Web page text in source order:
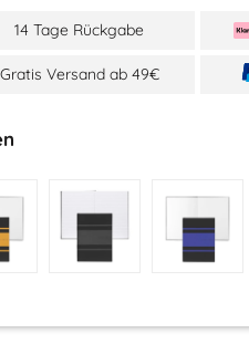
14 Tage Rückgabe
Gratis Versand ab 49€